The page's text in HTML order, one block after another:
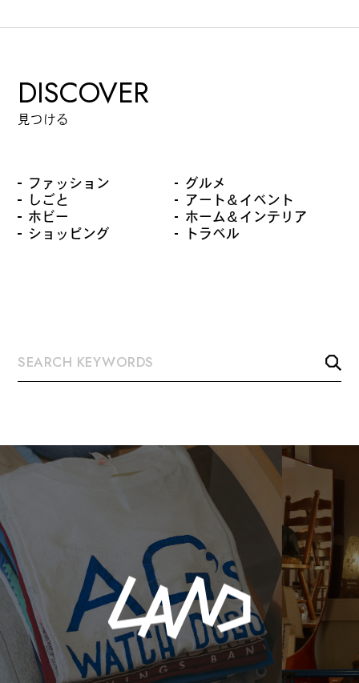
DISCOVER
見つける
ファッション
グルメ
しごと
アート＆イベント
ホビー
ホーム＆インテリア
ショッピング
トラベル